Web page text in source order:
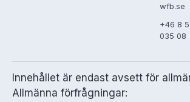
wfb.se
+46 8
035 08
Innehållet är endast avsett för
Allmänna förfrågningar: